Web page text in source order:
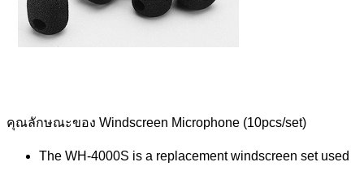
คุณลักษณะของ Windscreen Microphone (10pcs/set)
The WH-4000S is a replacement windscreen set used